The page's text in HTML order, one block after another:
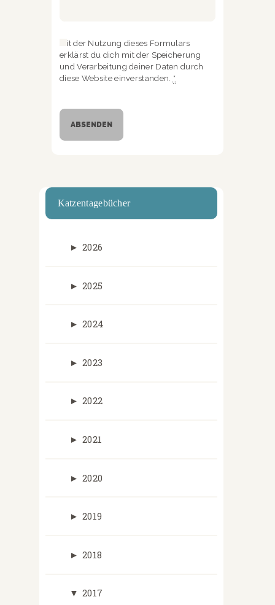
Mit der Nutzung dieses Formulars
erklärst du dich mit der Speicherung
und Verarbeitung deiner Daten durch
diese Website einverstanden. *
Katzentagebücher
► 2026
► 2025
► 2024
► 2023
► 2022
► 2021
► 2020
► 2019
► 2018
▼ 2017